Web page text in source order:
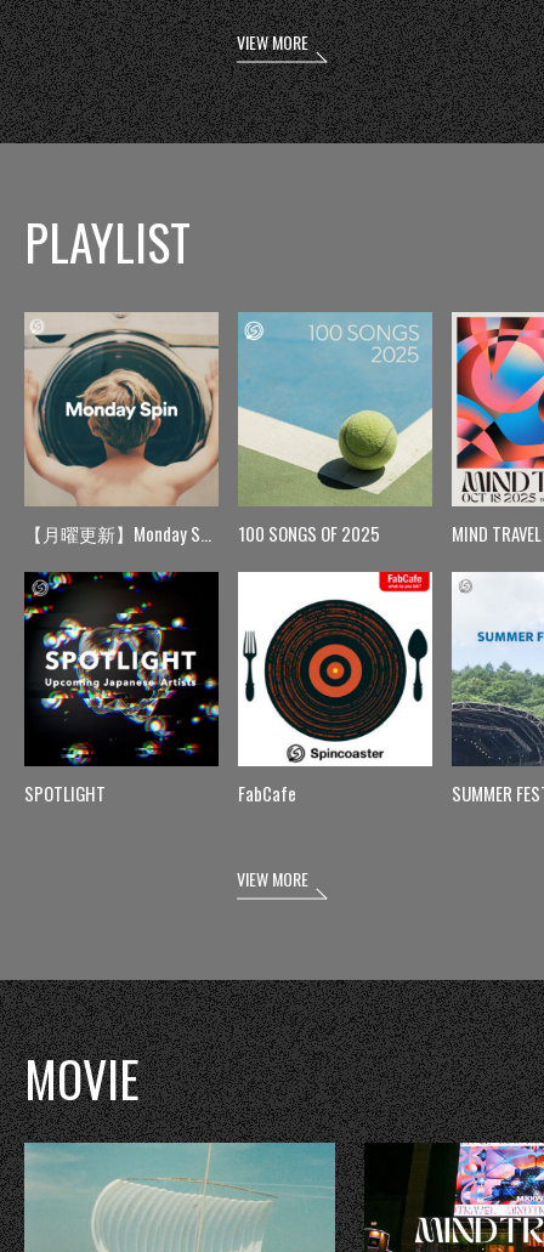
VIEW MORE
PLAYLIST
【月曜更新】Monday Spin
SPOTLIGHT
100 SONGS OF 2025
FabCafe
MIND TRAVEL
SUMMER
VIEW MORE
MOVIE